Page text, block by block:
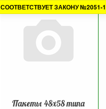
СООТВЕТСТВУЕТ ЗАКОНУ №2051-1
Пакеты 48х58 типа